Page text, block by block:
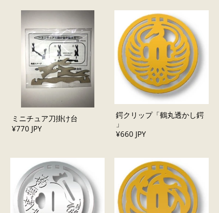
ミニチュア刀掛け台
¥770 JPY
鍔クリップ「鶴丸透かし鍔
」
¥660 JPY